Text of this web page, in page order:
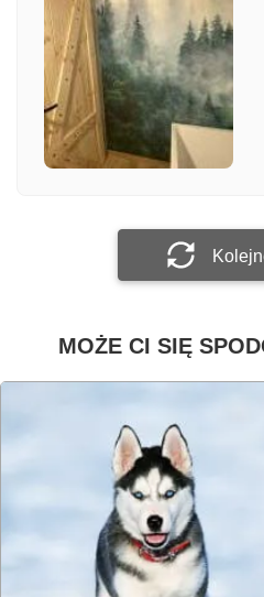
Załącz zdjęcie
MOŻE CI SIĘ